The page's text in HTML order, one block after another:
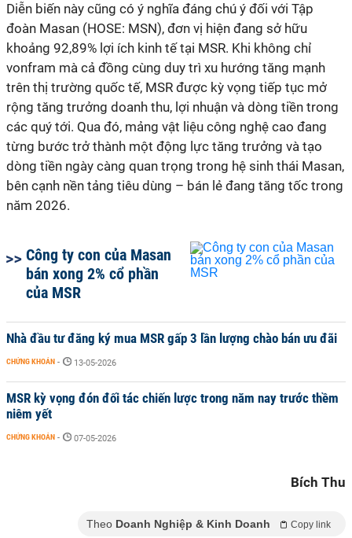
Diễn biến này cũng có ý nghĩa đáng chú ý đối với Tập
đoàn Masan (HOSE: MSN), đơn vị hiện đang sở hữu
khoảng 92,89% lợi ích kinh tế tại MSR. Khi không chỉ
vonfram mà cả đồng cùng duy trì xu hướng tăng mạnh
trên thị trường quốc tế, MSR được kỳ vọng tiếp tục mở
rộng tăng trưởng doanh thu, lợi nhuận và dòng tiền trong
các quý tới. Qua đó, mảng vật liệu công nghệ cao đang
từng bước trở thành một động lực tăng trưởng và tạo
dòng tiền ngày càng quan trọng trong hệ sinh thái Masan,
bên cạnh nền tảng tiêu dùng – bán lẻ đang tăng tốc trong
năm 2026.
Công ty con của Masan
bán xong 2% cổ phần
của MSR
Nhà đầu tư đăng ký mua MSR gấp 3 lần lượng chào bán ưu đãi
CHỨNG KHOÁN - 13-05-2026
MSR kỳ vọng đón đối tác chiến lược trong năm nay trước thềm
niêm yết
CHỨNG KHOÁN - 07-05-2026
Bích Thu
Theo Doanh Nghiệp & Kinh Doanh Copy link